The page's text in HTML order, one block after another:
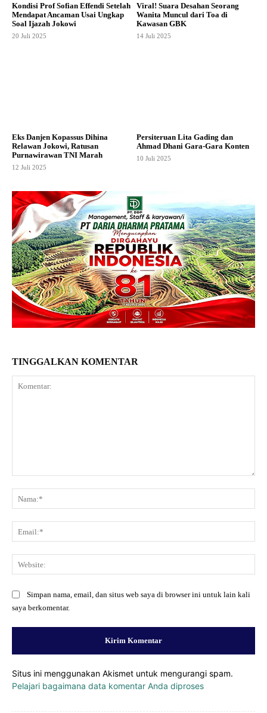
Kondisi Prof Sofian Effendi Setelah
Mendapat Ancaman Usai Ungkap
Soal Ijazah Jokowi
20 Juli 2025
Viral! Suara Desahan Seorang
Wanita Muncul dari Toa di
Kawasan GBK
14 Juli 2025
Eks Danjen Kopassus Dihina
Relawan Jokowi, Ratusan
Purnawirawan TNI Marah
12 Juli 2025
Persiteruan Lita Gading dan
Ahmad Dhani Gara-Gara Konten
10 Juli 2025
TINGGALKAN KOMENTAR
Simpan nama, email, dan situs web saya di browser ini untuk lain kali
saya berkomentar.
Situs ini menggunakan Akismet untuk mengurangi spam.
Pelajari bagaimana data komentar Anda diproses